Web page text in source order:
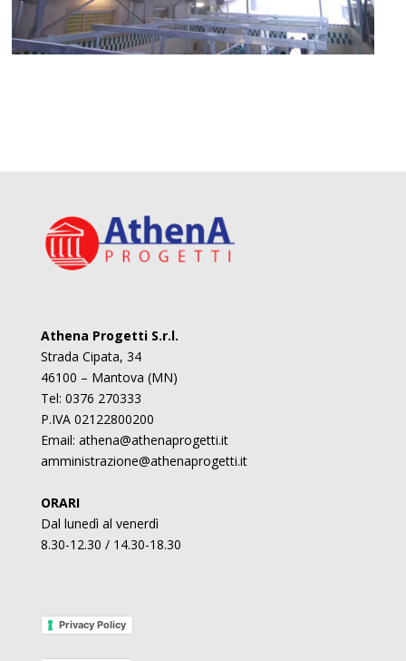
Athena Progetti S.r.l.
Strada Cipata, 34
46100 – Mantova (MN)
Tel: 0376 270333
P.IVA 02122800200
Email: athena@athenaprogetti.it
amministrazione@athenaprogetti.it
ORARI
Dal lunedì al venerdì
8.30-12.30 / 14.30-18.30
Privacy Policy